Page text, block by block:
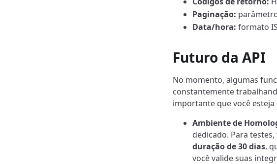
Paginação:
Data/hora: formato
Futuro da API
No momento, algumas
constantemente
importante que você
Ambiente de
dedicado. Para
duração de 30 dias,
você valide suas